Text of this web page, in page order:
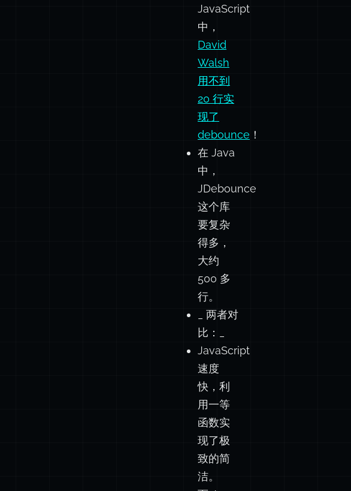
JavaScript
中，
David
Walsh
用不到
20 行实
现了
debounce ！
在 Java
中，
JDebounce
这个库
要复杂
得多，
大约
500 多
行。
_ 两者对
比：_
JavaScript
速度
快，利
用一等
函数实
现了极
致的简
洁。